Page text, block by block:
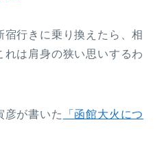
宿行きに乗り換えたら、相
は肩身の狭い思いするわ
彦が書いた
「函館大火につ